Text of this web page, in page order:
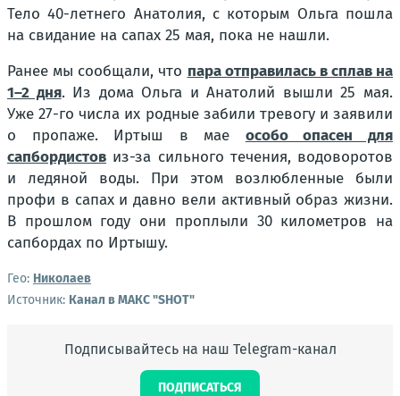
Тело 40-летнего Анатолия, с которым Ольга пошла
на свидание на сапах 25 мая, пока не нашли.
Ранее мы сообщали, что пара отправилась в сплав на
1–2 дня. Из дома Ольга и Анатолий вышли 25 мая.
Уже 27-го числа их родные забили тревогу и заявили
о пропаже. Иртыш в мае особо опасен для
сапбордистов из-за сильного течения, водоворотов
и ледяной воды. При этом возлюбленные были
профи в сапах и давно вели активный образ жизни.
В прошлом году они проплыли 30 километров на
сапбордах по Иртышу.
Гео: Николаев
Источник: Канал в МАКС "SHOT"
Подписывайтесь на наш Telegram-канал
ПОДПИСАТЬСЯ